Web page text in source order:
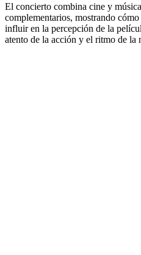
El concierto combina cine y
complementarios, mostrando
influir en la percepción de la
atento de la acción y el ritmo de la